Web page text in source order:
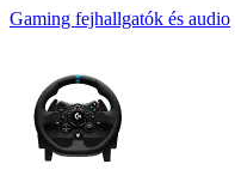
Gaming fejhallgatók és audio